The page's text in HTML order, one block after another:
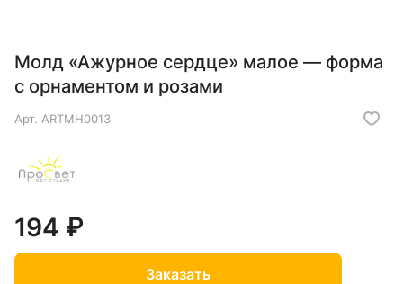
Молд «Ажурное сердце» малое — форма
с орнаментом и розами
Арт. ARTMH0013
194 ₽
Заказать